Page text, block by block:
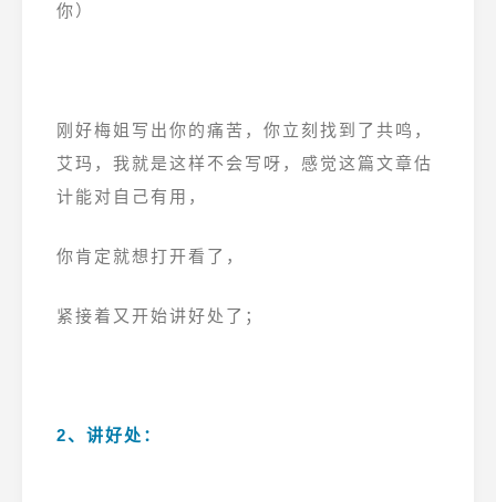
你）
刚好梅姐写出你的痛苦，你立刻找到了共鸣，
艾玛，我就是这样不会写呀，感觉这篇文章估
计能对自己有用，
你肯定就想打开看了，
紧接着又开始讲好处了；
2、讲好处 ：